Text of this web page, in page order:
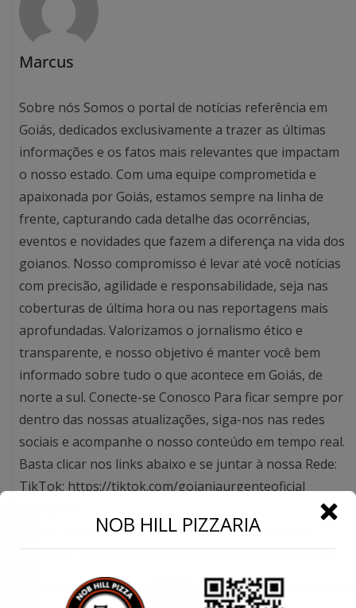
Marcus
Sobre nós Somos o portal de notícias referência em
Goiás, dedicados exclusivamente a trazer as últimas
informações e os fatos mais relevantes que impactam
o nosso estado. Com uma equipe comprometida e
apaixonada por Goiás, estamos sempre na linha de
frente, capturando cada detalhe das ocorrências,
eventos e novidades que fazem a diferença na vida dos
goianos. Nosso compromisso é levar até você notícias
com precisão, agilidade e responsabilidade, seja nas
coberturas de última hora ou nas reportagens mais
aprofundadas. Valorizamos o jornalismo ético e
transparente, e nosso objetivo é manter você bem
informado sobre tudo o que acontece em Goiás, de
norte a sul. Conecte-se Conosco Para ficar sempre por
dentro das nossas atualizações, siga-nos nas redes
sociais e acompanhe o nosso conteúdo em tempo real.
Basta clicar nos links abaixo e se juntar à nossa Rede:
TikTok: https://tiktok.com/goianiaurgenteoficial
https://www.instagram.com/goianiaurgenteoficial
Youtube: https://www.youtube.com/@goianiaurgente
NOB HILL PIZZARIA